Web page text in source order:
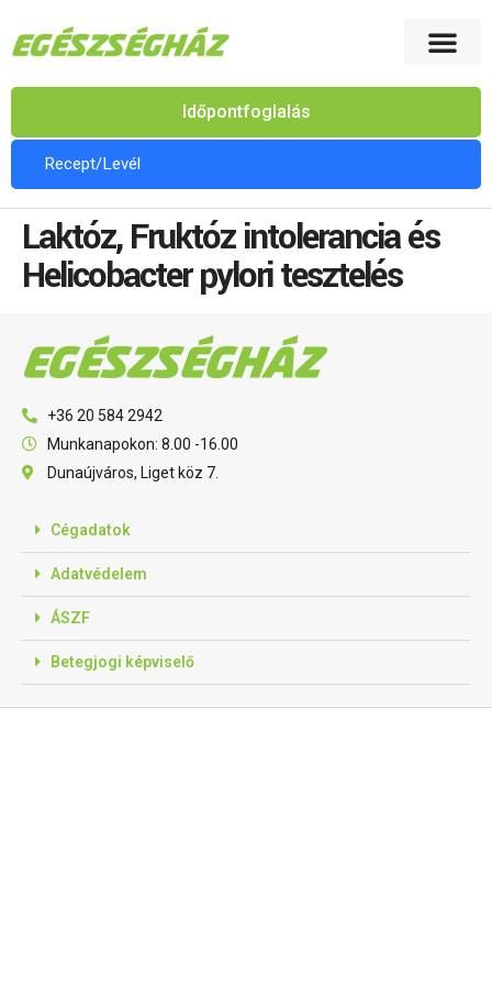
Időpontfoglalás
Recept/Levél
Laktóz, Fruktóz intolerancia és
Helicobacter pylori tesztelés
+36 20 584 2942
Munkanapokon: 8.00 -16.00
Dunaújváros, Liget köz 7.
Cégadatok
Adatvédelem
ÁSZF
Betegjogi képviselő